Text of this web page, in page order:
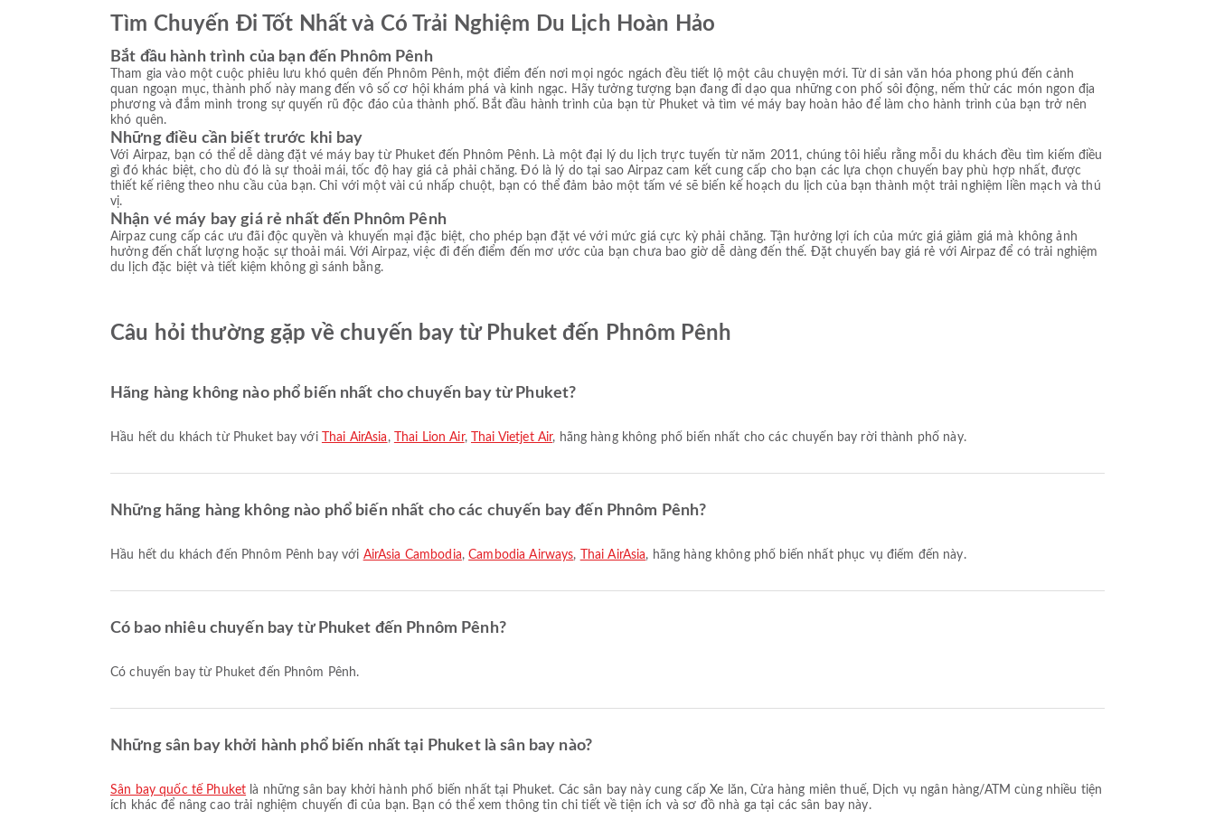
Tìm Chuyến Đi Tốt Nhất và Có Trải Nghiệm Du Lịch Hoàn Hảo
Bắt đầu hành trình của bạn đến Phnôm Pênh
Tham gia vào một cuộc phiêu lưu khó quên đến Phnôm Pênh, một điểm đến nơi mọi ngóc ngách đều tiết lộ một câu chuyện mới. Từ di sản văn hóa phong phú đến cảnh
quan ngoạn mục, thành phố này mang đến vô số cơ hội khám phá và kinh ngạc. Hãy tưởng tượng bạn đang đi dạo qua những con phố sôi động, nếm thử các món ngon địa
phương và đắm mình trong sự quyến rũ độc đáo của thành phố. Bắt đầu hành trình của bạn từ Phuket và tìm vé máy bay hoàn hảo để làm cho hành trình của bạn trở nên
khó quên.
Những điều cần biết trước khi bay
Với Airpaz, bạn có thể dễ dàng đặt vé máy bay từ Phuket đến Phnôm Pênh. Là một đại lý du lịch trực tuyến từ năm 2011, chúng tôi hiểu rằng mỗi du khách đều tìm kiếm điều
gì đó khác biệt, cho dù đó là sự thoải mái, tốc độ hay giá cả phải chăng. Đó là lý do tại sao Airpaz cam kết cung cấp cho bạn các lựa chọn chuyến bay phù hợp nhất, được
thiết kế riêng theo nhu cầu của bạn. Chỉ với một vài cú nhấp chuột, bạn có thể đảm bảo một tấm vé sẽ biến kế hoạch du lịch của bạn thành một trải nghiệm liền mạch và thú
vị.
Nhận vé máy bay giá rẻ nhất đến Phnôm Pênh
Airpaz cung cấp các ưu đãi độc quyền và khuyến mại đặc biệt, cho phép bạn đặt vé với mức giá cực kỳ phải chăng. Tận hưởng lợi ích của mức giá giảm giá mà không ảnh
hưởng đến chất lượng hoặc sự thoải mái. Với Airpaz, việc đi đến điểm đến mơ ước của bạn chưa bao giờ dễ dàng đến thế. Đặt chuyến bay giá rẻ với Airpaz để có trải nghiệm
du lịch đặc biệt và tiết kiệm không gì sánh bằng.
Câu hỏi thường gặp về chuyến bay từ Phuket đến Phnôm Pênh
Hãng hàng không nào phổ biến nhất cho chuyến bay từ Phuket?
Hầu hết du khách từ Phuket bay với Thai AirAsia , Thai Lion Air, Thai Vietjet Air, hãng hàng không phổ biến nhất cho các chuyến bay rời thành phố này.
Những hãng hàng không nào phổ biến nhất cho các chuyến bay đến Phnôm Pênh?
Hầu hết du khách đến Phnôm Pênh bay với AirAsia Cambodia,Cambodia Airways, Thai AirAsia, hãng hàng không phổ biến nhất phục vụ điểm đến này.
Có bao nhiêu chuyến bay từ Phuket đến Phnôm Pênh?
Có chuyến bay từ Phuket đến Phnôm Pênh.
Những sân bay khởi hành phổ biến nhất tại Phuket là sân bay nào?
Sân bay quốc tế Phuket là những sân bay khởi hành phổ biến nhất tại Phuket. Các sân bay này cung cấp Xe lăn, Cửa hàng miễn thuế, Dịch vụ ngân hàng/ATM cùng nhiều tiện
ích khác để nâng cao trải nghiệm chuyến đi của bạn. Bạn có thể xem thông tin chi tiết về tiện ích và sơ đồ nhà ga tại các sân bay này.